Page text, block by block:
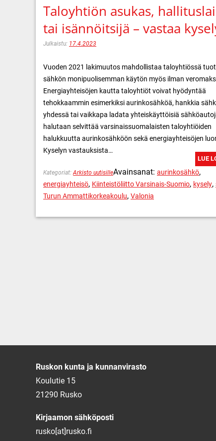
Taloyhtiön asukas,
tai isännöitsijä – vastaa
Julkaistu: 17.4.2023
Vuoden 2021 lakimuutos mahdollistaa taloyhtiössä
sähkön monipuolisemman käytön myös ilman
Energiayhteisöjen kautta taloyhtiöt voivat hyödyntää
tehokkaammin esimerkiksi aurinkosähköä, hankkia
yhdessä tai vaikkapa ladata yhteiskäyttöisiä
halutaan selvittää varsinaissuomalaisten taloyhtiöiden
halukkuutta aurinkosähköön sekä energiayhteisöjen
Kyselyn vastauksista…
LUE
Kategoriat: Arkisto uutisilleAvainsanat: aurinkosähkö,
energiayhteisö, Kiinteistöliitto Varsinais-Suomio, kysely,
Turun Ammattikorkeakoulu, Valonia
Ruskon kunta ja kunnanvirasto
Koulutie 15
21290 Rusko
Kirjaamon sähköposti
rusko[at]rusko.fi